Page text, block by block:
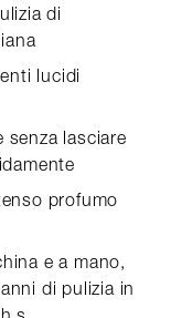
di
lucidi
senza lasciare
profumo
e a mano,
di pulizia in